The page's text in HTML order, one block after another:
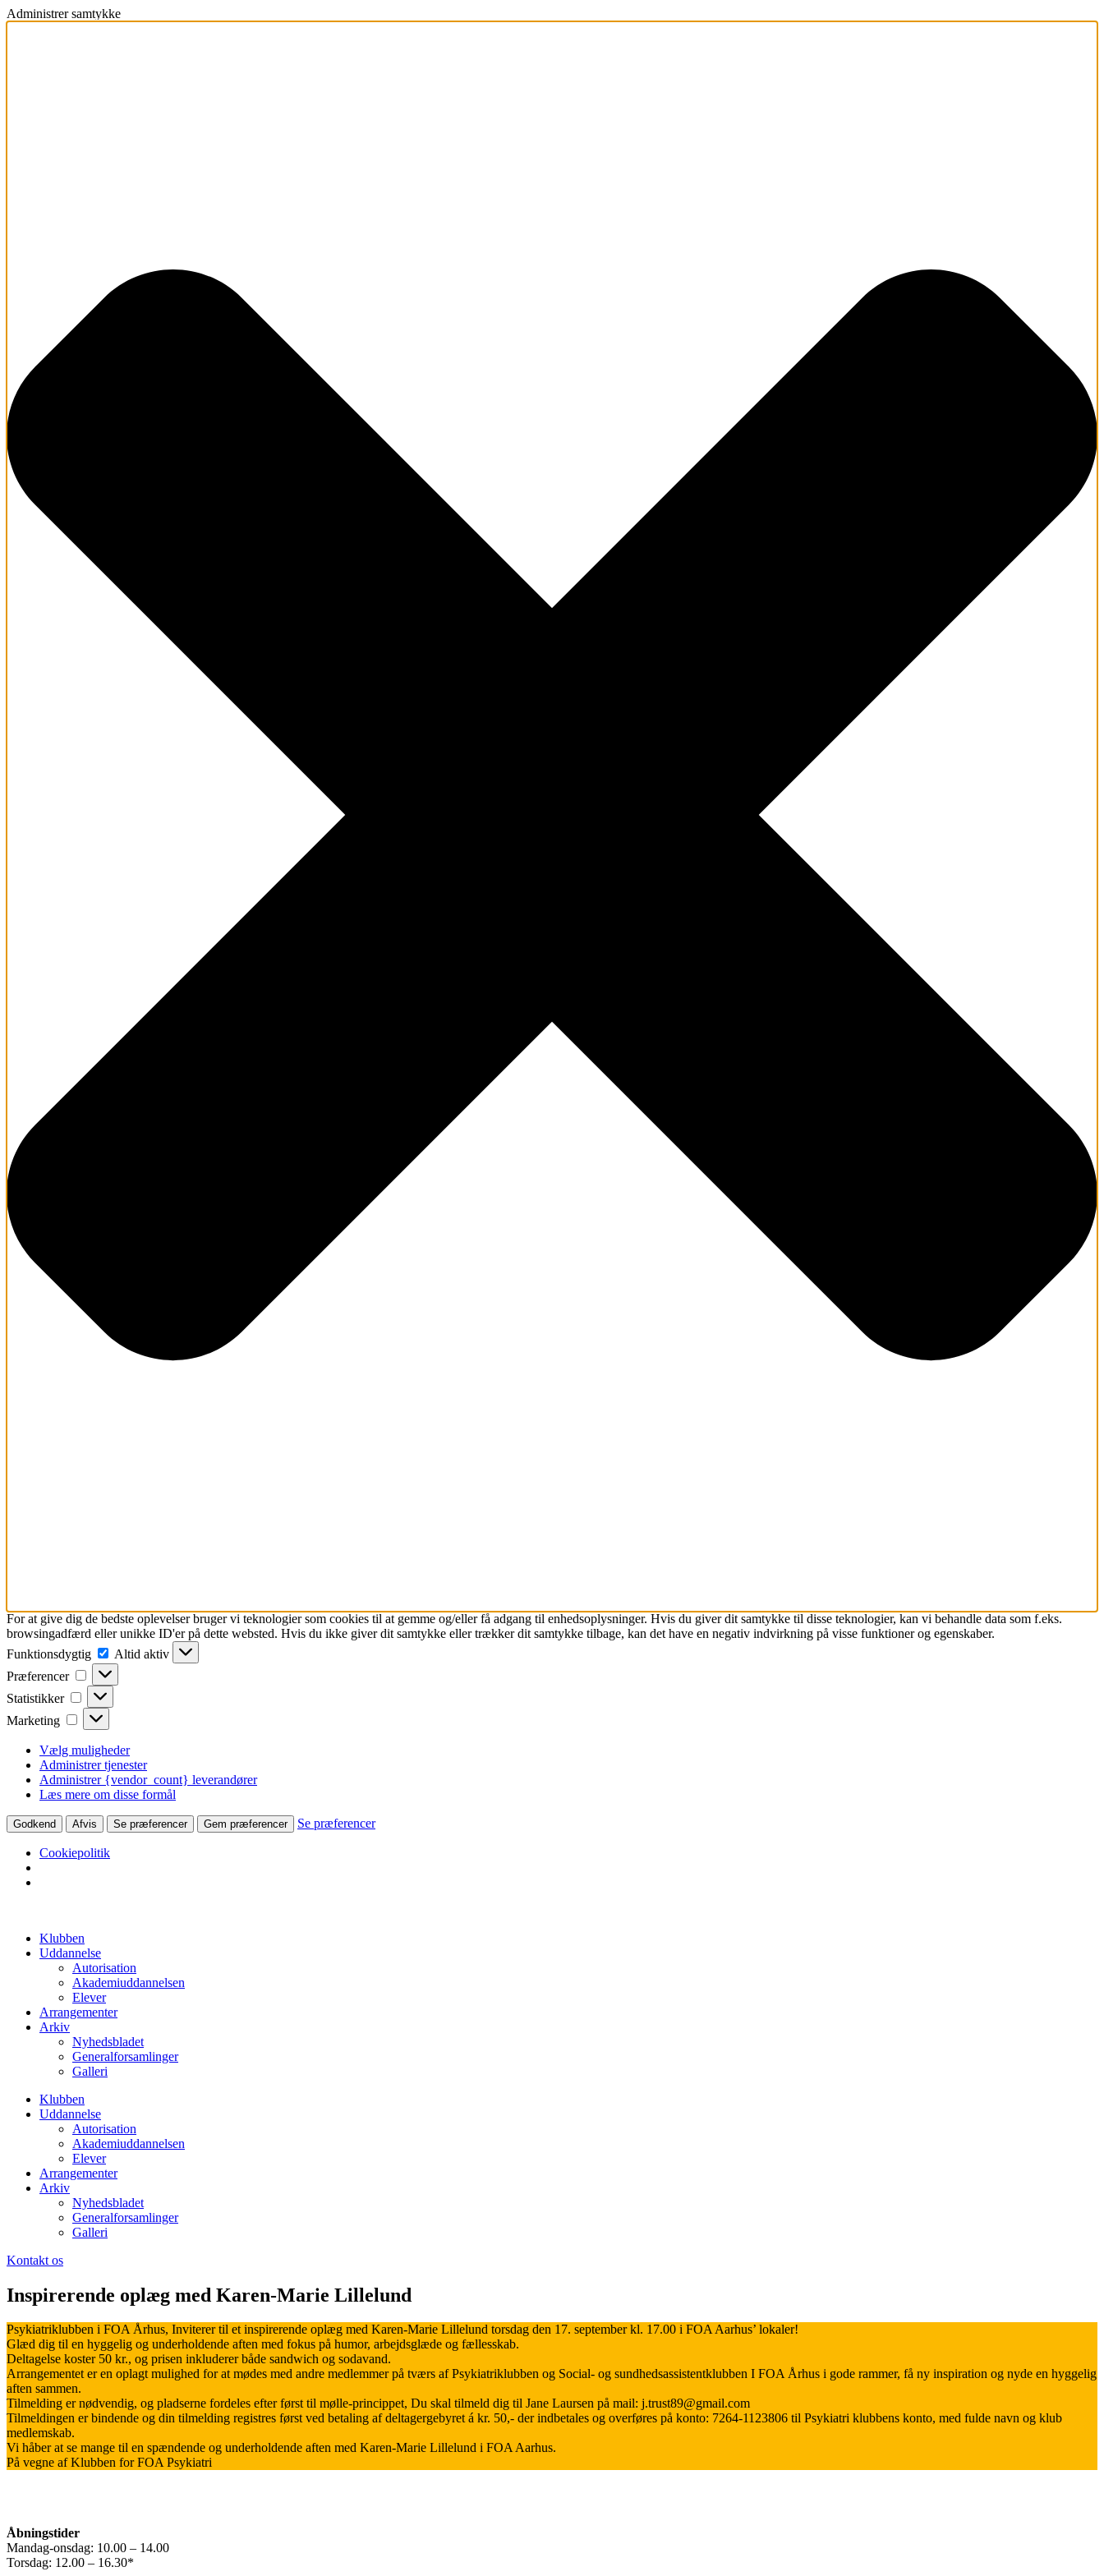
Administrer samtykke
For at give dig de bedste oplevelser bruger vi teknologier som cookies til at gemme og/eller få adgang til enhedsoplysninger. Hvis du giver dit samtykke til disse teknologier, kan vi behandle data som f.eks.
browsingadfærd eller unikke ID'er på dette websted. Hvis du ikke giver dit samtykke eller trækker dit samtykke tilbage, kan det have en negativ indvirkning på visse funktioner og egenskaber.
Funktionsdygtig
Funktionsdygtig
Altid aktiv
Præferencer
Præferencer
Statistikker Statistikker
Marketing Marketing
Vælg muligheder
Administrer tjenester
Administrer {vendor_count} leverandører
Læs mere om disse formål
Godkend Afvis Se præferencer Gem præferencer Se præferencer
Cookiepolitik
indholdKlubben
Uddannelse
Autorisation
Akademiuddannelsen
Elever
Arrangementer
Arkiv
Nyhedsbladet
Generalforsamlinger
Galleri
Klubben
Uddannelse
Autorisation
Akademiuddannelsen
Elever
Arrangementer
Arkiv
Nyhedsbladet
Generalforsamlinger
Galleri
Kontakt os
Inspirerende oplæg med Karen-Marie Lillelund
Psykiatriklubben i FOA Århus, Inviterer til et inspirerende oplæg med Karen-Marie Lillelund torsdag den 17. september kl. 17.00 i FOA Aarhus’ lokaler!
Glæd dig til en hyggelig og underholdende aften med fokus på humor, arbejdsglæde og fællesskab.
Deltagelse koster 50 kr., og prisen inkluderer både sandwich og sodavand.
Arrangementet er en oplagt mulighed for at mødes med andre medlemmer på tværs af Psykiatriklubben og Social- og sundhedsassistentklubben I FOA Århus i gode rammer, få ny inspiration og nyde en hyggelig
aften sammen.
Tilmelding er nødvendig, og pladserne fordeles efter først til mølle-princippet, Du skal tilmeld dig til Jane Laursen på mail: j.trust89@gmail.com
Tilmeldingen er bindende og din tilmelding registres først ved betaling af deltagergebyret á kr. 50,- der indbetales og overføres på konto: 7264-1123806 til Psykiatri klubbens konto, med fulde navn og klub
medlemskab.
Vi håber at se mange til en spændende og underholdende aften med Karen-Marie Lillelund i FOA Aarhus.
På vegne af Klubben for FOA Psykiatri
Åbningstider
Mandag-onsdag: 10.00 – 14.00
Torsdag: 12.00 – 16.30*